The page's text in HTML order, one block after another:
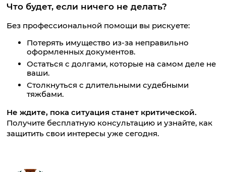
Что будет, если ничего не делать?
Без профессиональной помощи вы рискуете:
Потерять имущество из-за неправильно
оформленных документов.
Остаться с долгами, которые на самом деле не
ваши.
Столкнуться с длительными судебными
тяжбами.
Не ждите, пока ситуация станет критической.
Получите бесплатную консультацию и узнайте, как
защитить свои интересы уже сегодня.